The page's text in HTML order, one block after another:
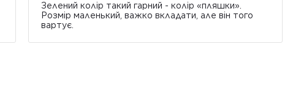
Зелений колір такий гарний - колір «пляшки».
Розмір маленький, важко вкладати, але він того
вартує.